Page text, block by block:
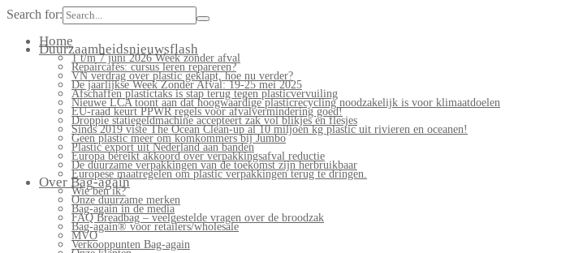
Search for:
Home
Duurzaamheidsnieuwsflash
1 t/m 7 juni 2026 Week zonder afval
Repaircafés: cursus leren repareren?
VN verdrag over plastic geklapt, hoe nu verder?
De jaarlijkse Week Zonder Afval: 19-25 mei 2025
Afschaffen plastictaks is stap terug tegen plasticvervuiling
Nieuwe LCA toont aan dat hoogwaardige plasticrecycling noodzakelijk is voor klimaatdoelen
EU-raad keurt PPWR regels voor afvalvermindering goed!
Droppie statiegeldmachine accepteert zak vol blikjes en flesjes
Sinds 2019 viste The Ocean Clean-up al 10 miljoen kg plastic uit rivieren en oceanen!
Geen plastic meer om komkommers bij Jumbo
Plastic export uit Nederland aan banden
Europa bereikt akkoord over verpakkingsafval reductie
De duurzame verpakkingen van de toekomst zijn herbruikbaar
Europese maatregelen om plastic verpakkingen terug te dringen.
Over Bag-again
Wie ben ik?
Onze duurzame merken
Bag-again in de media
FAQ Breadbag – veelgestelde vragen over de broodzak
Bag-again® voor retailers/wholesale
MVO
Verkooppunten Bag-again